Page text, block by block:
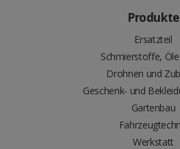
Produkte
Ersatzteil
Schmierstoffe,
Drohnen und
Geschenk- und
Gartenbau
Werkstatt